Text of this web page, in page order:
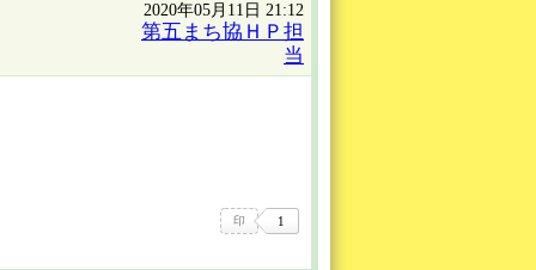
2020年05月11日 21:12
第五まち協ＨＰ担
当